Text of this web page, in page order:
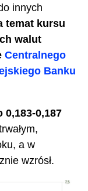
innych
temat kursu
walut
Centralnego
Banku
0,183-0,187
a w
wzrósł.